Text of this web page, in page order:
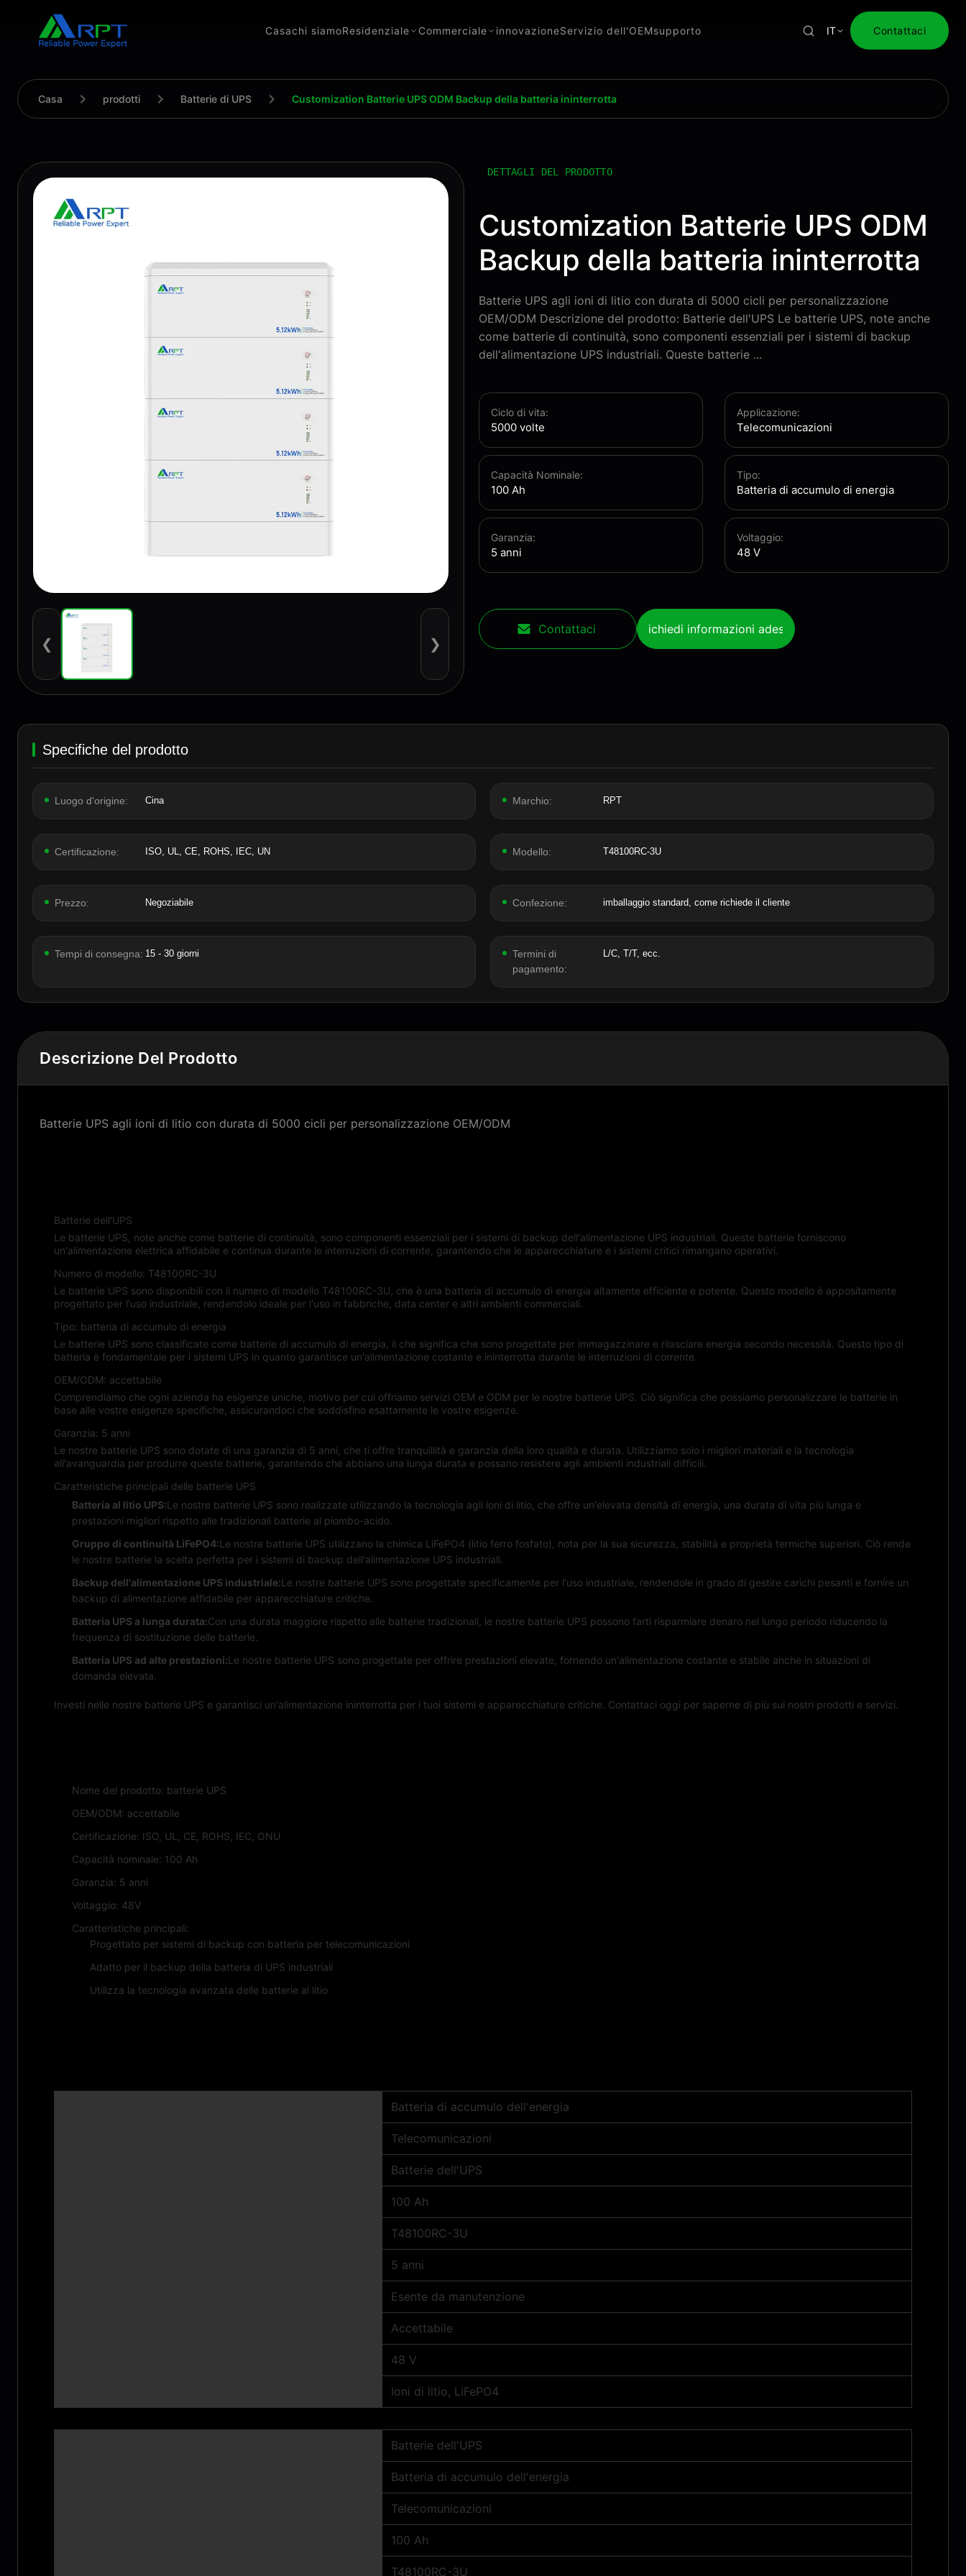
Casachi siamoResidenziale Commerciale innovazioneServizio dell'OEMsupporto IT Contattaci
Casa prodotti Batterie di UPS Customization Batterie UPS ODM Backup della batteria ininterrotta
❮ ❯
DETTAGLI DEL PRODOTTO
Customization Batterie UPS ODM
Backup della batteria ininterrotta
Batterie UPS agli ioni di litio con durata di 5000 cicli per personalizzazione
OEM/ODM Descrizione del prodotto: Batterie dell'UPS Le batterie UPS, note anche
come batterie di continuità, sono componenti essenziali per i sistemi di backup
dell'alimentazione UPS industriali. Queste batterie ...
Ciclo di vita:
5000 volte
Applicazione:
Telecomunicazioni
Capacità Nominale:
100 Ah
Tipo:
Batteria di accumulo di energia
Garanzia:
5 anni
Voltaggio:
48 V
Contattaci Richiedi informazioni adesso
Specifiche del prodotto
Luogo d'origine: Cina Marchio: RPT
Certificazione: ISO, UL, CE, ROHS, IEC, UN Modello: T48100RC-3U
Prezzo: Negoziabile Confezione: imballaggio standard, come richiede il cliente
Tempi di consegna: 15 - 30 giorni
Termini di
pagamento:
L/C, T/T, ecc.
Descrizione Del Prodotto
Batterie UPS agli ioni di litio con durata di 5000 cicli per personalizzazione OEM/ODM
Batterie dell'UPS
Le batterie UPS, note anche come batterie di continuità, sono componenti essenziali per i sistemi di backup dell'alimentazione UPS industriali. Queste batterie forniscono
un'alimentazione elettrica affidabile e continua durante le interruzioni di corrente, garantendo che le apparecchiature e i sistemi critici rimangano operativi.
Numero di modello: T48100RC-3U
Le batterie UPS sono disponibili con il numero di modello T48100RC-3U, che è una batteria di accumulo di energia altamente efficiente e potente. Questo modello è appositamente
progettato per l'uso industriale, rendendolo ideale per l'uso in fabbriche, data center e altri ambienti commerciali.
Tipo: batteria di accumulo di energia
Le batterie UPS sono classificate come batterie di accumulo di energia, il che significa che sono progettate per immagazzinare e rilasciare energia secondo necessità. Questo tipo di
batteria è fondamentale per i sistemi UPS in quanto garantisce un'alimentazione costante e ininterrotta durante le interruzioni di corrente.
OEM/ODM: accettabile
Comprendiamo che ogni azienda ha esigenze uniche, motivo per cui offriamo servizi OEM e ODM per le nostre batterie UPS. Ciò significa che possiamo personalizzare le batterie in
base alle vostre esigenze specifiche, assicurandoci che soddisfino esattamente le vostre esigenze.
Garanzia: 5 anni
Le nostre batterie UPS sono dotate di una garanzia di 5 anni, che ti offre tranquillità e garanzia della loro qualità e durata. Utilizziamo solo i migliori materiali e la tecnologia
all'avanguardia per produrre queste batterie, garantendo che abbiano una lunga durata e possano resistere agli ambienti industriali difficili.
Caratteristiche principali delle batterie UPS
Batteria al litio UPS:Le nostre batterie UPS sono realizzate utilizzando la tecnologia agli ioni di litio, che offre un'elevata densità di energia, una durata di vita più lunga e
prestazioni migliori rispetto alle tradizionali batterie al piombo-acido.
Gruppo di continuità LiFePO4:Le nostre batterie UPS utilizzano la chimica LiFePO4 (litio ferro fosfato), nota per la sua sicurezza, stabilità e proprietà termiche superiori. Ciò rende
le nostre batterie la scelta perfetta per i sistemi di backup dell'alimentazione UPS industriali.
Backup dell'alimentazione UPS industriale:Le nostre batterie UPS sono progettate specificamente per l'uso industriale, rendendole in grado di gestire carichi pesanti e fornire un
backup di alimentazione affidabile per apparecchiature critiche.
Batteria UPS a lunga durata:Con una durata maggiore rispetto alle batterie tradizionali, le nostre batterie UPS possono farti risparmiare denaro nel lungo periodo riducendo la
frequenza di sostituzione delle batterie.
Batteria UPS ad alte prestazioni:Le nostre batterie UPS sono progettate per offrire prestazioni elevate, fornendo un'alimentazione costante e stabile anche in situazioni di
domanda elevata.
Investi nelle nostre batterie UPS e garantisci un'alimentazione ininterrotta per i tuoi sistemi e apparecchiature critiche. Contattaci oggi per saperne di più sui nostri prodotti e servizi.
Nome del prodotto: batterie UPS
OEM/ODM: accettabile
Certificazione: ISO, UL, CE, ROHS, IEC, ONU
Capacità nominale: 100 Ah
Garanzia: 5 anni
Voltaggio: 48V
Caratteristiche principali:
Progettato per sistemi di backup con batteria per telecomunicazioni
Adatto per il backup della batteria di UPS industriali
Utilizza la tecnologia avanzata delle batterie al litio
Batteria di accumulo dell'energia
Telecomunicazioni
Batterie dell'UPS
100 Ah
T48100RC-3U
5 anni
Esente da manutenzione
Accettabile
48 V
Ioni di litio, LiFePO4
Batterie dell'UPS
Batteria di accumulo dell'energia
Telecomunicazioni
100 Ah
T48100RC-3U